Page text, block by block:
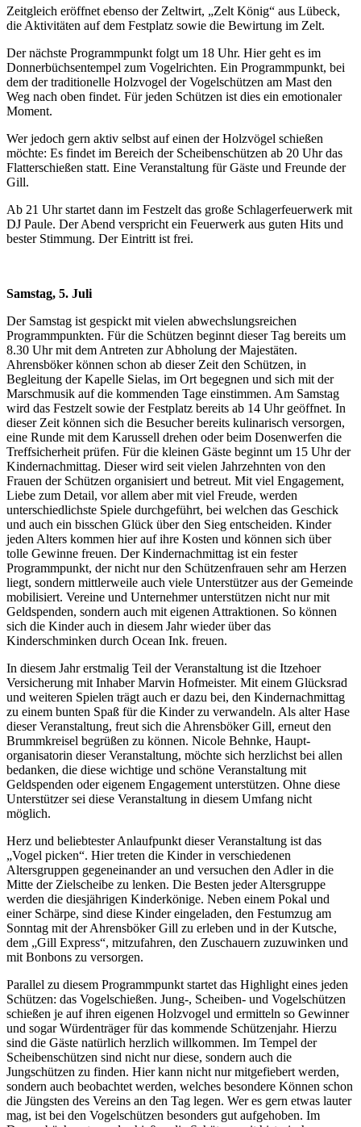
Zeitgleich eröffnet ebenso der Zeltwirt, „Zelt König“ aus Lübeck,
die Aktivitäten auf dem Festplatz sowie die Bewirtung im Zelt.
Der nächste Programmpunkt folgt um 18 Uhr. Hier geht es im
Donnerbüchsentempel zum Vogelrichten. Ein Programmpunkt, bei
dem der traditionelle Holzvogel der Vogelschützen am Mast den
Weg nach oben findet. Für jeden Schützen ist dies ein emotionaler
Moment.
Wer jedoch gern aktiv selbst auf einen der Holzvögel schießen
möchte: Es findet im Bereich der Scheibenschützen ab 20 Uhr das
Flatterschießen statt. Eine Veranstaltung für Gäste und Freunde der
Gill.
Ab 21 Uhr startet dann im Festzelt das große Schlagerfeuerwerk mit
DJ Paule. Der Abend verspricht ein Feuerwerk aus guten Hits und
bester Stimmung. Der Eintritt ist frei.
Samstag, 5. Juli
Der Samstag ist gespickt mit vielen abwechslungsreichen
Programmpunkten. Für die Schützen beginnt dieser Tag bereits um
8.30 Uhr mit dem Antreten zur Abholung der Majestäten.
Ahrensböker können schon ab dieser Zeit den Schützen, in
Begleitung der Kapelle Sielas, im Ort begegnen und sich mit der
Marschmusik auf die kommenden Tage einstimmen. Am Samstag
wird das Festzelt sowie der Festplatz bereits ab 14 Uhr geöffnet. In
dieser Zeit können sich die Besucher bereits kulinarisch versorgen,
eine Runde mit dem Karussell drehen oder beim Dosenwerfen die
Treffsicherheit prüfen. Für die kleinen Gäste beginnt um 15 Uhr der
Kindernachmittag. Dieser wird seit vielen Jahrzehnten von den
Frauen der Schützen organisiert und betreut. Mit viel Engagement,
Liebe zum Detail, vor allem aber mit viel Freude, werden
unterschiedlichste Spiele durchgeführt, bei welchen das Geschick
und auch ein bisschen Glück über den Sieg entscheiden. Kinder
jeden Alters kommen hier auf ihre Kosten und können sich über
tolle Gewinne freuen. Der Kindernachmittag ist ein fester
Programmpunkt, der nicht nur den Schützenfrauen sehr am Herzen
liegt, sondern mittlerweile auch viele Unterstützer aus der Gemeinde
mobilisiert. Vereine und Unternehmer unterstützen nicht nur mit
Geldspenden, sondern auch mit eigenen Attraktionen. So können
sich die Kinder auch in diesem Jahr wieder über das
Kinderschminken durch Ocean Ink. freuen.
In diesem Jahr erstmalig Teil der Veranstaltung ist die Itzehoer
Versicherung mit Inhaber Marvin Hofmeister. Mit einem Glücksrad
und weiteren Spielen trägt auch er dazu bei, den Kindernachmittag
zu einem bunten Spaß für die Kinder zu verwandeln. Als alter Hase
dieser Veranstaltung, freut sich die Ahrensböker Gill, erneut den
Brummkreisel begrüßen zu können. Nicole Behnke, Haupt­
organisatorin dieser Veranstaltung, möchte sich herzlichst bei allen
bedanken, die diese wichtige und schöne Veranstaltung mit
Geldspenden oder eigenem Engagement unterstützen. Ohne diese
Unterstützer sei diese Veranstaltung in diesem Umfang nicht
möglich.
Herz und beliebtester Anlaufpunkt dieser Veranstaltung ist das
„Vogel picken“. Hier treten die Kinder in verschiedenen
Altersgruppen gegeneinander an und versuchen den Adler in die
Mitte der Zielscheibe zu lenken. Die Besten jeder Altersgruppe
werden die diesjährigen Kinderkönige. Neben einem Pokal und
einer Schärpe, sind diese Kinder eingeladen, den Festumzug am
Sonntag mit der Ahrensböker Gill zu erleben und in der Kutsche,
dem „Gill Express“, mitzufahren, den Zuschauern zuzuwinken und
mit Bonbons zu versorgen.
Parallel zu diesem Programmpunkt startet das Highlight eines jeden
Schützen: das Vogelschießen. Jung-, Scheiben- und Vogelschützen
schießen je auf ihren eigenen Holzvogel und ermitteln so Gewinner
und sogar Würdenträger für das kommende Schützenjahr. Hierzu
sind die Gäste natürlich herzlich willkommen. Im Tempel der
Scheibenschützen sind nicht nur diese, sondern auch die
Jungschützen zu finden. Hier kann nicht nur mitgefiebert werden,
sondern auch beobachtet werden, welches besondere Können schon
die Jüngsten des Vereins an den Tag legen. Wer es gern etwas lauter
mag, ist bei den Vogelschützen besonders gut aufgehoben. Im